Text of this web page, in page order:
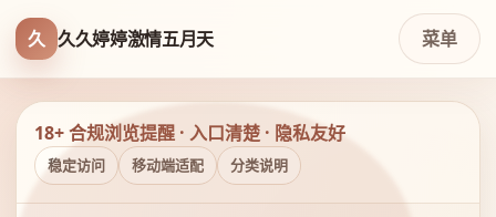
久 久久婷婷激情五月天 菜单
18+ 合规浏览提醒 · 入口清楚 · 隐私友好
稳定访问 移动端适配 分类说明